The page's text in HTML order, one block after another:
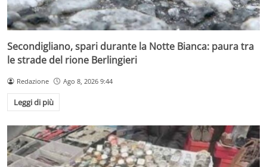
Secondigliano, spari durante la Notte Bianca: paura tra
le strade del rione Berlingieri
Redazione Ago 8, 2026 9:44
Leggi di più